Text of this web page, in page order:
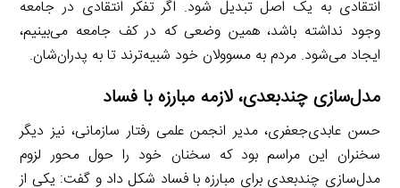
انتقادی به یک اصل تبدیل شود. اگر تفکر انتقادی در جامعه
وجود نداشته باشد، همین وضعی که در کف جامعه می‌بینیم،
ایجاد می‌شود. مردم به مسوولان خود شبیه‌ترند تا به پدران‌شان.
مدل‌سازی چندبعدی، لازمه مبارزه با فساد
حسن عابدی‌جعفری، مدیر انجمن علمی رفتار سازمانی، نیز دیگر
سخنران این مراسم بود که سخنان خود را حول محور لزوم
مدل‌سازی چندبعدی برای مبارزه با فساد شکل داد و گفت: یکی از